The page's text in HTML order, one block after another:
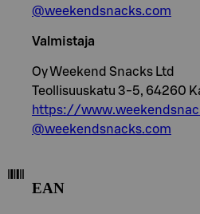
@weekendsnacks.com
Valmistaja
Oy Weekend Snacks Ltd
Teollisuuskatu 3-5, 64260
https://
@weekendsnacks.com
EAN